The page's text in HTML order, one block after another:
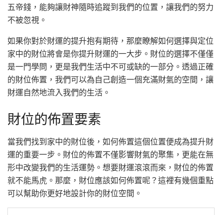
五帝錢，能夠讓財神隨時追蹤到我們的位置，讓我們的努力
不被忽視。
如果你對於財運的提升抱有期待，那麼瞭解如何選擇與定位
家中的財位將會是你提升財運的一大步。財位的選擇不僅僅
是一門學問，更是我們生活中不可或缺的一部分。透過正確
的財位佈置，我們可以為自己創造一個充滿財氣的空間，讓
財運自然地流入我們的生活。
財位的佈置要素
當我們找到家中的財位後，如何佈置這個位置便成為提升財
運的重要一步。財位的佈置不僅影響財氣的聚集，更能在無
形中改變我們的生活運勢。想要財運滾滾而來，財位的佈置
就不能馬虎。那麼，財位應該如何佈置呢？這裡有幾個重點
可以幫助你更好地設計你的財位空間。